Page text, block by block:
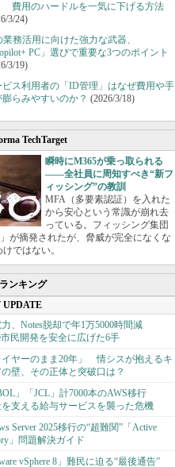
費用のハードルを一気に下げる方法
3/24)
務活用に向けた強力な武器、
PC」選びで重要な3つのポイント
3/19)
ビス利用者の「ID管理」はなぜ費用や手
膨らみやすいのか？ (2026/3/18)
TechTarget
瞬時にM365が乗っ取られる
――全社員に周知すべき“新フ
ィッシング”の教訓
MFA（多要素認証）を入れた
から安心という常識が崩れ去
っている。フィッシング集団
」が摘発されたが、脅威が完全になくな
ではない。
ンキング
UPDATE
、Notes脱却で年1万5000時間減
市民開発を安全に広げた6手
イヤーのまま20年」 情シスが抱えるキ
の壁、その正体と突破口は？
」「JCL」計7000本のAWS移行
を支える給与サービスを襲った危機
Server 2025移行の“超難関”「Active
」問題解決ガイド
vSphere 8」難民に迫る“最後通告”